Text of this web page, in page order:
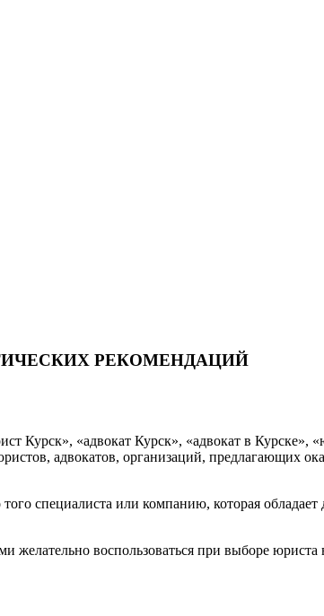
РЕКОМЕНДАЦИЙ
Курск», «адвокат Курск», «адвокат в
адвокатов, организаций, предлагающих
специалиста или компанию, которая
желательно воспользоваться при выборе юриста